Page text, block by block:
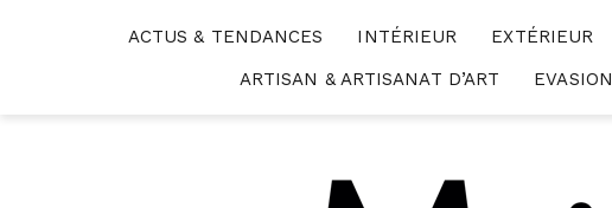
ACTUS & TENDANCES INTÉRIEUR EXTÉRIEUR
ARTISAN & ARTISANAT D’ART
EVASION